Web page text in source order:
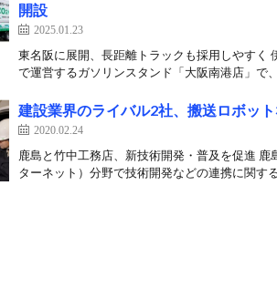
開設
2025.01.23
東名阪に展開、長距離トラックも採用しやすく
で運営するガソリンスタンド「大阪南港店」で
建設業界のライバル2社、搬送ロボッ
2020.02.24
鹿島と竹中工務店、新技術開発・普及を促進
ターネット）分野で技術開発などの連携に関す